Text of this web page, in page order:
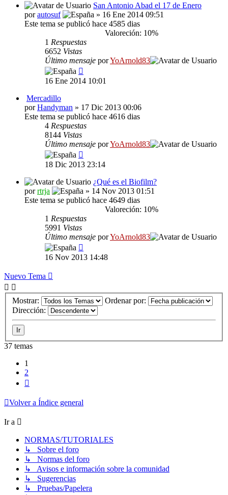
San Antonio Abad el 17 de Enero
porautosuf
» 16 Ene 2014 09:51
Este tema se publicó hace 4585 dias
Valoreción: 10%
1 Respuestas
6652 Vistas
Último mensaje porYoArnold83
16 Ene 2014 10:01
Mercadillo
porHandyman » 17 Dic 2013 00:06
Este tema se publicó hace 4616 dias
4 Respuestas
8144 Vistas
Último mensaje porYoArnold83
18 Dic 2013 23:14
¿Qué es el Biofilm?
porrtrja
» 14 Nov 2013 01:51
Este tema se publicó hace 4649 dias
Valoreción: 10%
1 Respuestas
5991 Vistas
Último mensaje porYoArnold83
16 Nov 2013 14:48
Nuevo Tema
Mostrar:
Ordenar por:
Dirección:
37 temas
1
2
Volver a Índice general
Ir a
NORMAS/TUTORIALES
↳ Sobre el foro
↳ Normas del foro
↳ Avisos e información sobre la comunidad
↳ Sugerencias
↳ Pruebas/Papelera